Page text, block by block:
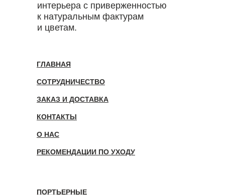
интерьера с приверженностью
к натуральным фактурам
и цветам.
ГЛАВНАЯ
СОТРУДНИЧЕСТВО
ЗАКАЗ И ДОСТАВКА
КОНТАКТЫ
О НАС
ПОРТЬЕРНЫЕ
РЕКОМЕНДАЦИИ ПО УХОДУ